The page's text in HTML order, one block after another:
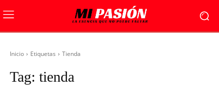
Inicio Etiquetas Tienda
Tag: tienda